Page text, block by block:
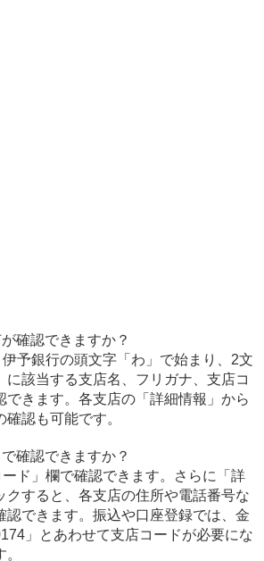
確認できますか？
予銀行の頭文字「わ」で始まり、2文
に該当する支店名、フリガナ、支店コ
できます。各支店の「詳細情報」から
認も可能です。
確認できますか？
ド」欄で確認できます。さらに「詳
クすると、各支店の住所や電話番号な
認できます。振込や口座登録では、金
」とあわせて支店コードが必要にな